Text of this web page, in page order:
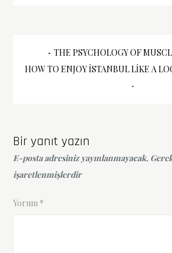
YazıTHE PSYCHOLOGY OF
HOW TO ENJOY İSTANBUL LIKE A
Bir yanıt yazın
E-posta adresiniz yayınlanmayacak.
işaretlenmişlerdir
Yorum *